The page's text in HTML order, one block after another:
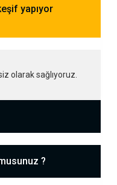
yapıyor
olarak sağlıyoruz.
?